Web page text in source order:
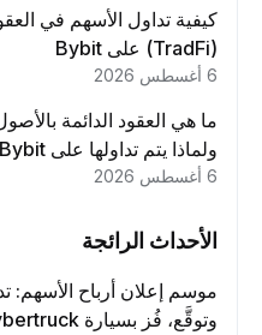
كيفية تداول الأسهم في العقود
ولماذا يتم تداولها على Bybit؟
الأحداث الرائجة
موسم إعلان أرباح الأسهم:
وتوقَّع، فُز بسيارة Cybertruck!